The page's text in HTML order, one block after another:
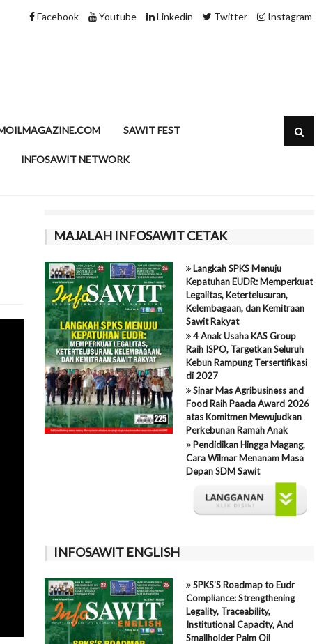
Minyak Sawit dan Kolesterol,
Instagram
Twitter
Linkedin
Youtube
Facebook
SAWIT FEST
INFOSAWIT NETWORK
MAJALAH INFOSAWIT CETAK
Langkah SPKS Menuju
Kepatuhan EUDR: Memperkuat
Legalitas, Ketertelusuran,
Kelembagaan, dan Kemitraan
Sawit Rakyat
4 Anak Usaha KAS Group
Raih ISPO, Targetkan Seluruh
Kebun Rampung Tersertifikasi
di 2027
Sinar Mas Agribusiness and
Food Raih Paacla Award 2026
atas Komitmen Mewujudkan
Perkebunan Ramah Anak
Pendidikan Hingga Magang,
Cara Wilmar Menanam Masa
Depan SDM Sawit
INFOSAWIT ENGLISH
SPKS’S Roadmap to Eudr
Compliance: Strengthening
Legality, Traceability,
Institutional Capacity, And
Smallholder Palm Oil